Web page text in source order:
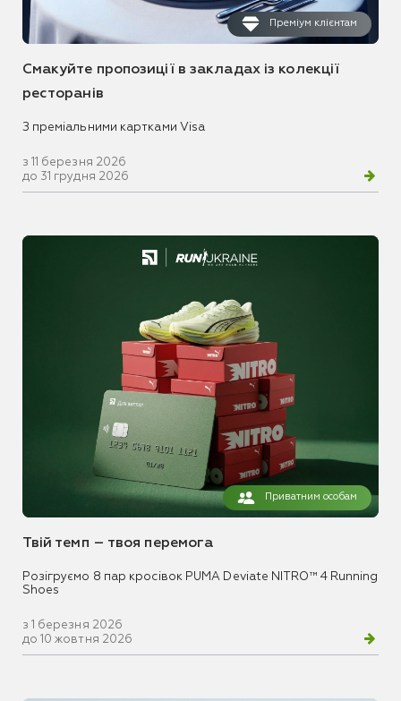
Преміум клієнтам
Смакуйте пропозиції в закладах із колекції
ресторанів
З преміальними картками Visa
з 11 березня 2026
до 31 грудня 2026
Приватним особам
Твій темп – твоя перемога
Розігруємо 8 пар кросівок PUMA Deviate NITRO™ 4 Running
Shoes
з 1 березня 2026
до 10 жовтня 2026